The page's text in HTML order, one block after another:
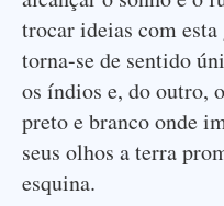
trocar ideias com esta
torna-se de sentido
os índios e, do outro,
preto e branco onde
seus olhos a terra
esquina.